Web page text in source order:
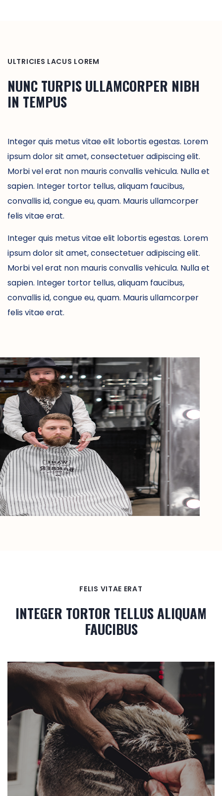
ULTRICIES LACUS LOREM
NUNC TURPIS ULLAMCORPER NIBH
IN TEMPUS
Integer quis metus vitae elit lobortis egestas. Lorem
ipsum dolor sit amet, consectetuer adipiscing elit.
Morbi vel erat non mauris convallis vehicula. Nulla et
sapien. Integer tortor tellus, aliquam faucibus,
convallis id, congue eu, quam. Mauris ullamcorper
felis vitae erat.
Integer quis metus vitae elit lobortis egestas. Lorem
ipsum dolor sit amet, consectetuer adipiscing elit.
Morbi vel erat non mauris convallis vehicula. Nulla et
sapien. Integer tortor tellus, aliquam faucibus,
convallis id, congue eu, quam. Mauris ullamcorper
felis vitae erat.
FELIS VITAE ERAT
INTEGER TORTOR TELLUS ALIQUAM
FAUCIBUS